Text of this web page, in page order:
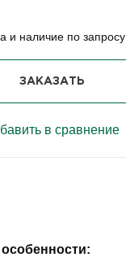
и наличие по запросу
ЗАКАЗАТЬ
в сравнение